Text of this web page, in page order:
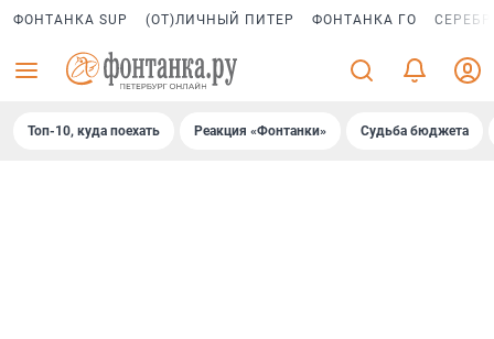
ФОНТАНКА SUP (ОТ)ЛИЧНЫЙ ПИТЕР ФОНТАНКА ГО
Топ-10, куда поехать Реакция «Фонтанки» Судьба бюджета